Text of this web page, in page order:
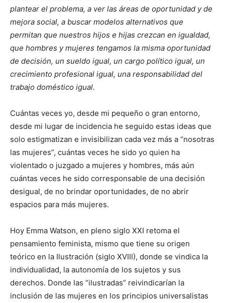
plantear el problema, a ver las áreas de oportunidad y de
mejora social, a buscar modelos alternativos que
permitan que nuestros hijos e hijas crezcan en igualdad,
que hombres y mujeres tengamos la misma oportunidad
de decisión, un sueldo igual, un cargo político igual, un
crecimiento profesional igual, una responsabilidad del
trabajo doméstico igual.
Cuántas veces yo, desde mi pequeño o gran entorno,
desde mi lugar de incidencia he seguido estas ideas que
solo estigmatizan e invisibilizan cada vez más a “nosotras
las mujeres”, cuántas veces he sido yo quien ha
violentado o juzgado a mujeres y hombres, más aún
cuántas veces he sido corresponsable de una decisión
desigual, de no brindar oportunidades, de no abrir
espacios para más mujeres.
Hoy Emma Watson, en pleno siglo XXI retoma el
pensamiento feminista, mismo que tiene su origen
teórico en la Ilustración (siglo XVIII), donde se vindica la
individualidad, la autonomía de los sujetos y sus
derechos. Donde las “ilustradas” reivindicarían la
inclusión de las mujeres en los principios universalistas